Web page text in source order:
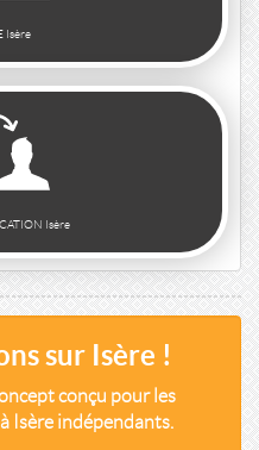
Isère
Isère
sur Isère !
conçu pour les
Isère indépendants.